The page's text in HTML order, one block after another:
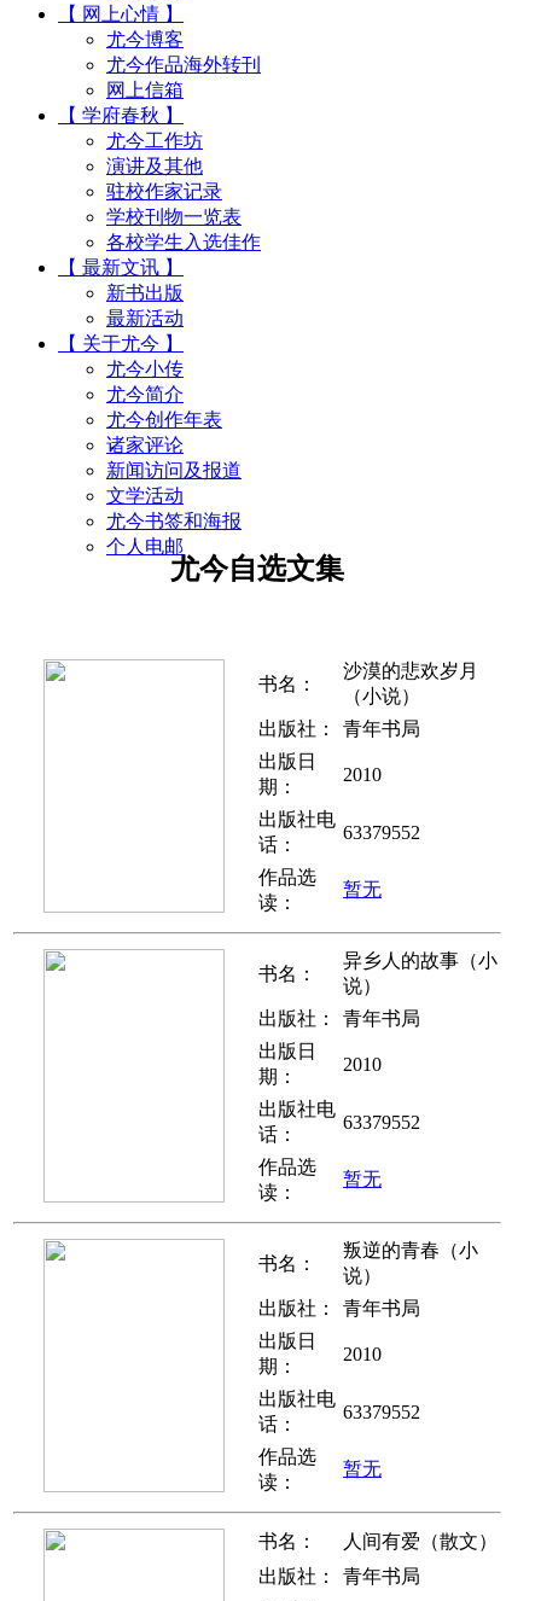
【 网上心情 】
尤今博客
尤今作品海外转刊
网上信箱
【 学府春秋 】
尤今工作坊
演讲及其他
驻校作家记录
学校刊物一览表
各校学生入选佳作
【 最新文讯 】
新书出版
最新活动
【 关于尤今 】
尤今小传
尤今简介
尤今创作年表
诸家评论
新闻访问及报道
文学活动
尤今书签和海报
个人电邮
尤今自选文集
书名：
沙漠的悲欢岁月
（小说）
出版社：
青年书局
出版日
期：
2010
出版社电
话：
63379552
作品选
读：
暂无
书名：
异乡人的故事（小
说）
出版社：
青年书局
出版日
期：
2010
出版社电
话：
63379552
作品选
读：
暂无
书名：
叛逆的青春（小
说）
出版社：
青年书局
出版日
期：
2010
出版社电
话：
63379552
作品选
读：
暂无
书名：
人间有爱（散文）
出版社：
青年书局